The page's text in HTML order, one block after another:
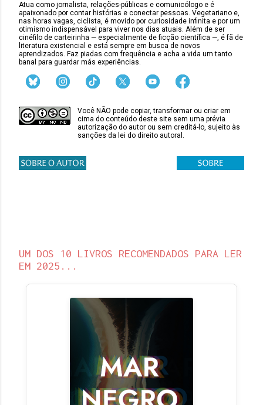
Atua como jornalista, relações-públicas e comunicólogo e é
apaixonado por contar histórias e conectar pessoas. Vegetariano e,
nas horas vagas, ciclista, é movido por curiosidade infinita e por um
otimismo indispensável para viver nos dias atuais. Além de ser
cinéfilo de carteirinha — especialmente de ficção científica —, é fã de
literatura existencial e está sempre em busca de novos
aprendizados. Faz piadas com frequência e acha a vida um tanto
banal para guardar más experiências.
Você NÃO pode copiar, transformar ou criar em
cima do conteúdo deste site sem uma prévia
autorização do autor ou sem creditá-lo, sujeito às
sanções da lei do direito autoral.
UM DOS 10 LIVROS RECOMENDADOS PARA LER
EM 2025...